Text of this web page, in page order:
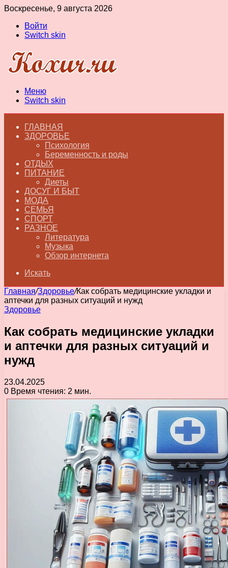
Воскресенье, 9 августа 2026
Войти
Switch skin
Меню
Switch skin
ГЛАВНАЯ
ЗДОРОВЬЕ
Психология
Беременность и роды
ОТДЫХ
ПИТАНИЕ
Диеты
ДОСУГ И БЫТ
МОДА
СЕМЬЯ
СПОРТ
РАЗНОЕ
Литература
Музыка
Обзор интернета
Искать
Главная/Здоровье/Как собрать медицинские укладки и
аптечки для разных ситуаций и нужд
Здоровье
Как собрать медицинские укладки
и аптечки для разных ситуаций и
нужд
23.04.2025
0 Время чтения: 2 мин.